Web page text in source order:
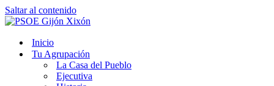
Saltar al contenido
Inicio
Tu Agrupación
La Casa del Pueblo
Ejecutiva